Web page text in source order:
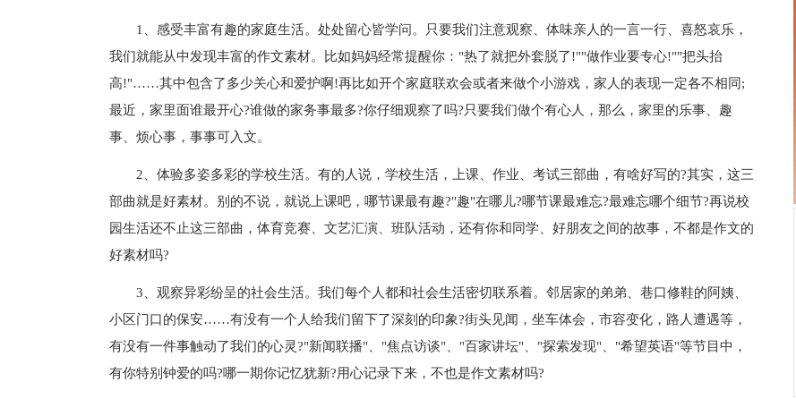
1、感受丰富有趣的家庭生活。处处留心皆学问。只要我们注意观察、体味亲人的一言一行、喜怒哀乐，
我们就能从中发现丰富的作文素材。比如妈妈经常提醒你："热了就把外套脱了!""做作业要专心!""把头抬
高!"……其中包含了多少关心和爱护啊!再比如开个家庭联欢会或者来做个小游戏，家人的表现一定各不相同;
最近，家里面谁最开心?谁做的家务事最多?你仔细观察了吗?只要我们做个有心人，那么，家里的乐事、趣
事、烦心事，事事可入文。
2、体验多姿多彩的学校生活。有的人说，学校生活，上课、作业、考试三部曲，有啥好写的?其实，这三
部曲就是好素材。别的不说，就说上课吧，哪节课最有趣?"趣"在哪儿?哪节课最难忘?最难忘哪个细节?再说校
园生活还不止这三部曲，体育竞赛、文艺汇演、班队活动，还有你和同学、好朋友之间的故事，不都是作文的
好素材吗?
3、观察异彩纷呈的社会生活。我们每个人都和社会生活密切联系着。邻居家的弟弟、巷口修鞋的阿姨、
小区门口的保安……有没有一个人给我们留下了深刻的印象?街头见闻，坐车体会，市容变化，路人遭遇等，
有没有一件事触动了我们的心灵?"新闻联播"、"焦点访谈"、"百家讲坛"、"探索发现"、"希望英语"等节目中，
有你特别钟爱的吗?哪一期你记忆犹新?用心记录下来，不也是作文素材吗?